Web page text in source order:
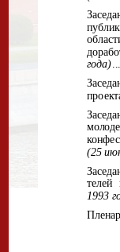
публик
года)
(25
телей
1993